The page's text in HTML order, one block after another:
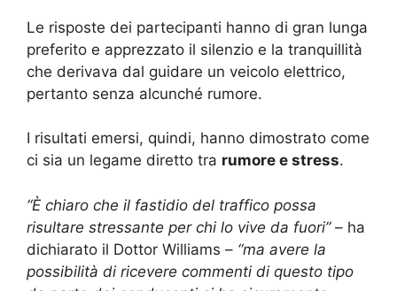
Le risposte dei partecipanti hanno di gran lunga
preferito e apprezzato il silenzio e la tranquillità
che derivava dal guidare un veicolo elettrico,
pertanto senza alcunché rumore.
I risultati emersi, quindi, hanno dimostrato come
ci sia un legame diretto tra rumore e stress.
“È chiaro che il fastidio del traffico possa
risultare stressante per chi lo vive da fuori”– ha
dichiarato il Dottor Williams – “ma avere la
possibilità di ricevere commenti di questo tipo